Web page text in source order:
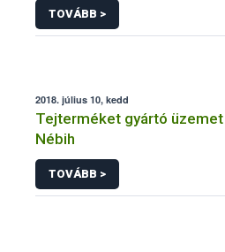
TOVÁBB >
2018. július 10, kedd
Tejterméket gyártó
Nébih
TOVÁBB >